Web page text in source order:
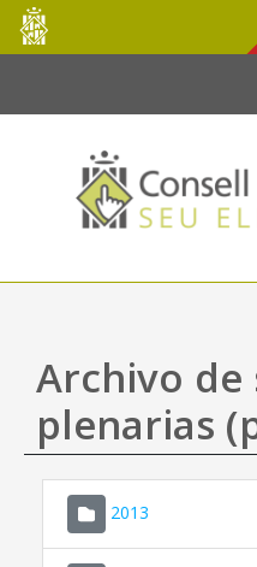
Saltar al contenido principal
Consell
de
Mallorca
Archivo de
plenarias
2013